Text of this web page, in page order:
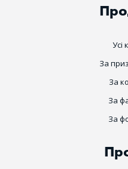
Усі
За
За
За
За